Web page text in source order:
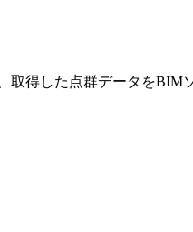
取得した点群データをBIM